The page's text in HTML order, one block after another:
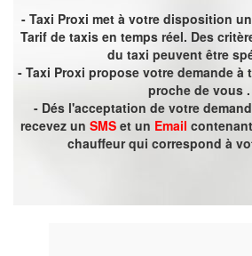
- Taxi Proxi met à votre disposition
Tarif de taxis en temps réel. Des
du taxi peuvent être
- Taxi Proxi propose votre demande
proche de vous .
- Dés l'acceptation de votre
recevez un SMSet un Email
chauffeur qui correspond à